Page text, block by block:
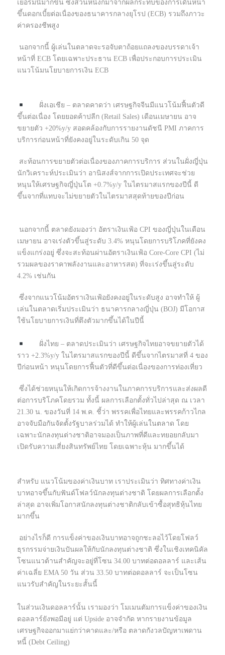
เยอรมนีมากขึ้น ซึ่งส่วนหนึ่งก็มาจากผลกระทบของการเดินหน้า
ขึ้นดอกเบี้ยต่อเนื่องของธนาคารกลางยุโรป (ECB) รวมถึงภาวะ
ค่าครองชีพสูง
นอกจากนี้ ผู้เล่นในตลาดจะรอจับตาถ้อยแถลงของบรรดาเจ้า
หน้าที่ ECB โดยเฉพาะประธาน ECB เพื่อประกอบการประเมิน
แนวโน้มนโยบายการเงิน ECB
ฝั่งเอเชีย – ตลาดคาดว่า เศรษฐกิจจีนมีแนวโน้มฟื้นตัวดี
ขึ้นต่อเนื่อง โดยยอดค้าปลีก (Retail Sales) เดือนเมษายน อาจ
ขยายตัว +20%y/y สอดคล้องกับการรายงานดัชนี PMI ภาคการ
บริการก่อนหน้าที่ยังคงอยู่ในระดับเกิน 50 จุด
สะท้อนการขยายตัวต่อเนื่องของภาคการบริการ ส่วนในฝั่งญี่ปุ่น
นักวิเคราะห์ประเมินว่า อานิสงส์จากการเปิดประเทศจะช่วย
หนุนให้เศรษฐกิจญี่ปุ่นโต +0.7%y/y ในไตรมาสแรกของปีนี้ ดี
ขึ้นจากที่แทบจะไม่ขยายตัวในไตรมาสสุดท้ายของปีก่อน
นอกจากนี้ ตลาดยังมองว่า อัตราเงินเฟ้อ CPI ของญี่ปุ่นในเดือน
เมษายน อาจเร่งตัวขึ้นสู่ระดับ 3.4% หนุนโดยการบริโภคที่ยังคง
แข็งแกร่งอยู่ ซึ่งจะสะท้อนผ่านอัตราเงินเฟ้อ Core-Core CPI (ไม่
รวมผลของราคาพลังงานและอาหารสด) ที่จะเร่งขึ้นสู่ระดับ
4.2% เช่นกัน
ซึ่งจากแนวโน้มอัตราเงินเฟ้อยังคงอยู่ในระดับสูง อาจทำให้ ผู้
เล่นในตลาดเริ่มประเมินว่า ธนาคารกลางญี่ปุ่น (BOJ) มีโอกาส
ใช้นโยบายการเงินที่ตึงตัวมากขึ้นได้ในปีนี้
ฝั่งไทย – ตลาดประเมินว่า เศรษฐกิจไทยอาจขยายตัวได้
ราว +2.3%y/y ในไตรมาสแรกของปีนี้ ดีขึ้นจากไตรมาสที่ 4 ของ
ปีก่อนหน้า หนุนโดยการฟื้นตัวที่ดีขึ้นต่อเนื่องของการท่องเที่ยว
ซึ่งได้ช่วยหนุนให้เกิดการจ้างงานในภาคการบริการและส่งผลดี
ต่อการบริโภคโดยรวม ทั้งนี้ ผลการเลือกตั้งทั่วไปล่าสุด ณ เวลา
21.30 น. ของวันที่ 14 พ.ค. ชี้ว่า พรรคเพื่อไทยและพรรคก้าวไกล
อาจจับมือกันจัดตั้งรัฐบาลร่วมได้ ทำให้ผู้เล่นในตลาด โดย
เฉพาะนักลงทุนต่างชาติอาจมองเป็นภาพที่ดีและทยอยกลับมา
เปิดรับความเสี่ยงสินทรัพย์ไทย โดยเฉพาะหุ้น มากขึ้นได้
สำหรับ แนวโน้มของค่าเงินบาท เราประเมินว่า ทิศทางค่าเงิน
บาทอาจขึ้นกับฟันด์โฟลว์นักลงทุนต่างชาติ โดยผลการเลือกตั้ง
ล่าสุด อาจเพิ่มโอกาสนักลงทุนต่างชาติกลับเข้าซื้อสุทธิหุ้นไทย
มากขึ้น
อย่างไรก็ดี การแข็งค่าของเงินบาทอาจถูกชะลอไว้โดยโฟลว์
ธุรกรรมจ่ายเงินปันผลให้กับนักลงทุนต่างชาติ ซึ่งในเชิงเทคนิคัล
โซนแนวต้านสำคัญจะอยู่ที่โซน 34.00 บาทต่อดอลลาร์ และเส้น
ค่าเฉลี่ย EMA 50 วัน ส่วน 33.50 บาทต่อดอลลาร์ จะเป็นโซน
แนวรับสำคัญในระยะสั้นนี้
ในส่วนเงินดอลลาร์นั้น เรามองว่า โมเมนตัมการแข็งค่าของเงิน
ดอลลาร์ยังพอมีอยู่ แต่ Upside อาจจำกัด หากรายงานข้อมูล
เศรษฐกิจออกมาแย่กว่าคาดและ/หรือ ตลาดกังวลปัญหาเพดาน
หนี้ (Debt Ceiling)